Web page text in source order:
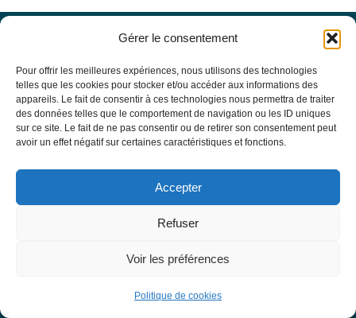
Gérer le consentement
Pour offrir les meilleures expériences, nous utilisons des technologies
telles que les cookies pour stocker et/ou accéder aux informations des
appareils. Le fait de consentir à ces technologies nous permettra de traiter
des données telles que le comportement de navigation ou les ID uniques
sur ce site. Le fait de ne pas consentir ou de retirer son consentement peut
avoir un effet négatif sur certaines caractéristiques et fonctions.
Accepter
Refuser
Voir les préférences
Politique de cookies
Actualités
Agenda
Missions du site
Mentions légales
Conditions générales d’utilisation
Base de données EBMT Registry